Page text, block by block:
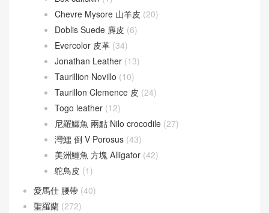
Chevre Mysore 山羊皮 (20)
Doblis Suede 麂皮 (6)
Evercolor 皮革 (34)
Jonathan Leather (13)
Taurillion Novillo (10)
Taurillon Clemence 皮 (24)
Togo leather (12)
尼羅鱷魚 兩點 Nilo crocodile (27)
灣鱷 倒 V Porosus (43)
美洲鱷魚 方塊 Alligator (42)
鴕鳥皮 (1)
愛馬仕 腰帶 (40)
聖羅蘭 (272)